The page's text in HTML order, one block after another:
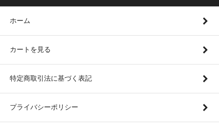
ホーム
カートを見る
特定商取引法に基づく表記
プライバシーポリシー